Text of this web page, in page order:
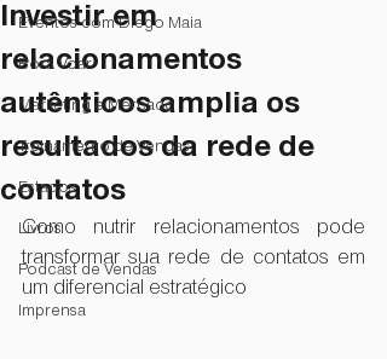
Eventos com Diego Maia
Bóra Voar
Marketing e Mercado
Treinamento de Vendas
Estados
Livros
Podcast de Vendas
Imprensa
Investir em
relacionamentos
autênticos amplia os
resultados da rede de
contatos
Como nutrir relacionamentos pode
transformar sua rede de contatos em
um diferencial estratégico